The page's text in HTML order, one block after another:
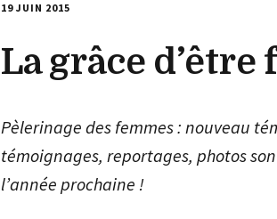
19 JUIN 2015
La grâce
Pèlerinage des femmes : nouveau
témoignages, reportages, photos
l’année prochaine !